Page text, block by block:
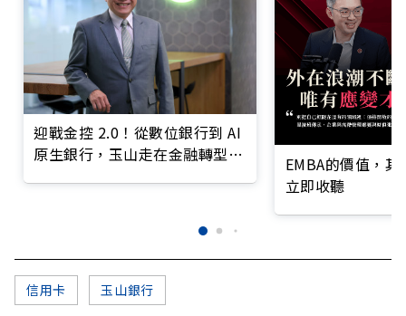
迎戰金控 2.0！從數位銀行到 AI
原生銀行，玉山走在金融轉型最
EMBA的價值，
立即收聽
信用卡 玉山銀行